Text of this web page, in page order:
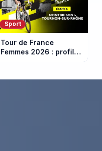
Sport
Tour de France
Femmes 2026 : profil
et horaires de la 6e
Montbrison et